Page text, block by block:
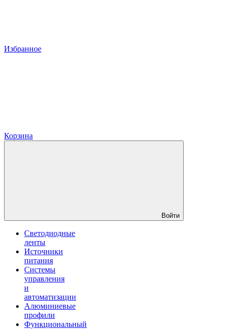
Избранное
Корзина
Войти
Светодиодные
ленты
Источники
питания
Системы
управления
и
автоматизации
Алюминиевые
профили
Функциональный